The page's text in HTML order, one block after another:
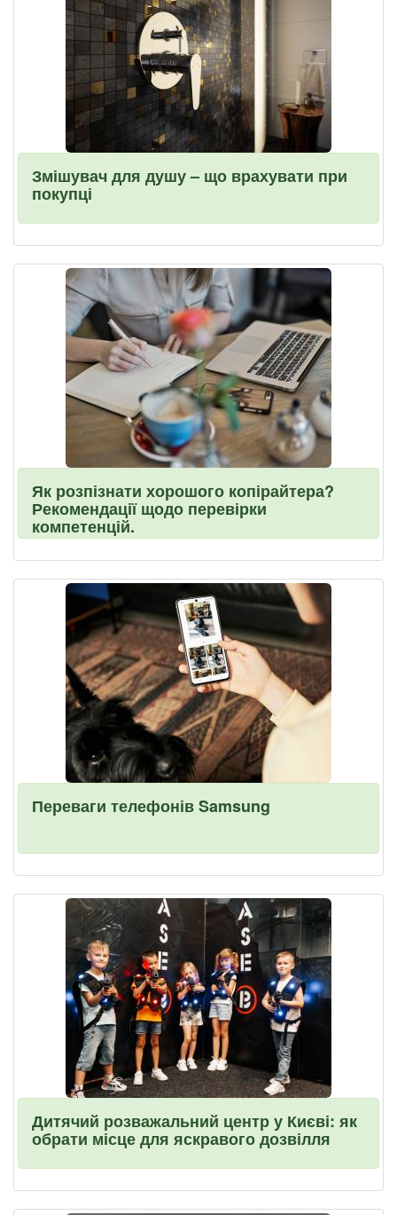
Змішувач для душу – що врахувати при
покупці
Як розпізнати хорошого копірайтера?
Рекомендації щодо перевірки
компетенцій.
Переваги телефонів Samsung
Дитячий розважальний центр у Києві: як
обрати місце для яскравого дозвілля